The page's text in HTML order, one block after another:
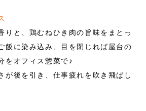
りと、鶏むねひき肉の旨味をまとっ
飯に染み込み、目を閉じれば屋台の
をオフィス惣菜で♪
が後を引き、仕事疲れを吹き飛ばし